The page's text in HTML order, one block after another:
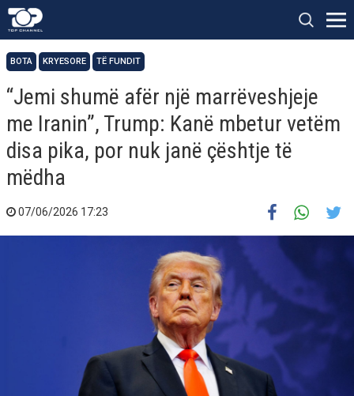
BOTA KRYESORE TË FUNDIT
“Jemi shumë afër një marrëveshjeje
me Iranin”, Trump: Kanë mbetur vetëm
disa pika, por nuk janë çështje të
mëdha
07/06/2026 17:23